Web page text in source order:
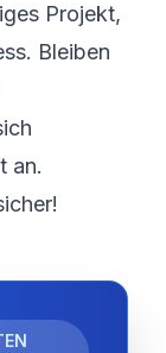
Projekt,
Bleiben
an.